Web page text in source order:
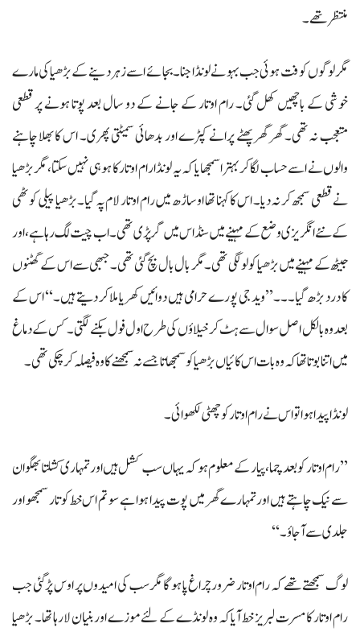
منتظر تھے۔
مگر لوگوں کو فت ہوئی جب بہو نے لونڈا جنا۔ بجائے اسے زہر دینے کے بڑھیا کی مارے
خوشی کے باچھیں کھل گئی۔ رام اوتار کے جانے کے دو سال بعد پوتا ہونے پر قطعی
متعجب نہ تھی۔ گھر گھر پھٹے پرانے کپڑے اور بدھائی سمیٹتی پھری۔ اس کا بھلا چاہنے
والوں نے اسے حساب لگا کر بہترا سمجھایا کہ یہ لونڈا رام اوتار کا ہو ہی نہیں سکتا، مگر بڑھیا
نے قطعی سمجھ کر نہ دیا۔ اس کا کہنا تھا اوساڑھ میں رام اوتار لام پہ گیا۔ بڑھیا پیلی کوٹھی
کے نئے انگریزی وضع کے مہینے میں سنڈاس میں گر پڑی تھی۔ اب چیت لگ رہا ہے، اور
جیٹھ کے مہینے میں بڑھیا کو لو لگی تھی۔ مگر بال بال بچ گئی تھی۔ جبھی سے اس کے گھٹنوں
کا درد بڑھ گیا۔۔۔ ’’وید جی پورے حرامی ہیں دوائیں کھریا ملا کر دیتے ہیں۔‘‘ اس کے
بعد وہ بالکل اصل سوال سے ہٹ کر خیلاؤں کی طرح اول فول بکنے لگتی۔ کس کے دماغ
میں اتنا بوتا تھا کہ وہ بات اس کائیاں بڑھیا کو سمجھاتا جسے نہ سمجھنے کا وہ فیصلہ کر چکی تھی۔
لونڈا پیدا ہوا تو اس نے رام اوتار کو چھٹی لکھوائی۔
’’رام اوتار کو بعد چما، پیار کے معلوم ہو کہ یہاں سب کشل ہیں اور تمہاری کشلتا بھگوان
سے نیک چاہتے ہیں اور تمہارے گھر میں پوت پیدا ہوا ہے سو تم اس خط کو تار سمجھو اور
جلدی سے آجاؤ۔‘‘
لوگ سمجھتے تھے کہ رام اوتار ضرور چراغ پا ہو گا مگر سب کی امیدوں پر اوس پڑ گئی جب
رام اوتار کا مسرت لبریز خط آیا کہ وہ لونڈے کے لئے موزے اور بنیان لا رہا تھا۔ بڑھیا